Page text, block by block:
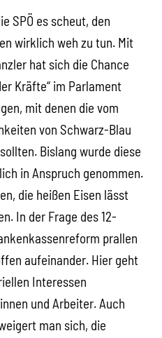
SPÖ es scheut, den
wirklich weh zu tun. Mit
hat sich die Chance
Kräfte“ im Parlament
mit denen die vom
von Schwarz-Blau
Bislang wurde diese
in Anspruch genommen.
die heißen Eisen lässt
In der Frage des 12-
prallen
aufeinander. Hier geht
Interessen
und Arbeiter. Auch
man sich, die